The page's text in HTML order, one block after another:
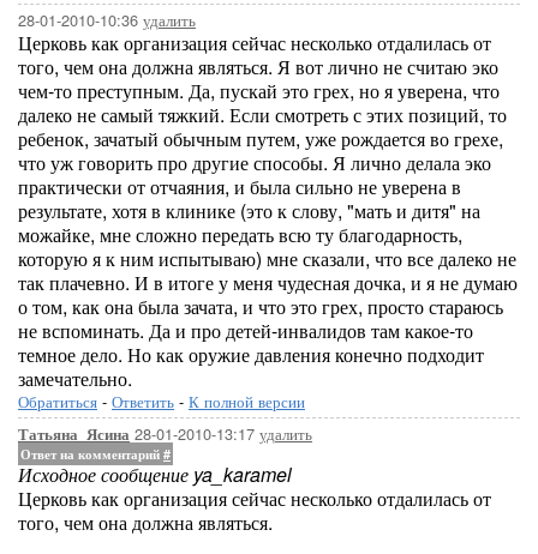
28-01-2010-10:36 удалить
Церковь как организация сейчас несколько отдалилась от
того, чем она должна являться. Я вот лично не считаю эко
чем-то преступным. Да, пускай это грех, но я уверена, что
далеко не самый тяжкий. Если смотреть с этих позиций, то
ребенок, зачатый обычным путем, уже рождается во грехе,
что уж говорить про другие способы. Я лично делала эко
практически от отчаяния, и была сильно не уверена в
результате, хотя в клинике (это к слову, "мать и дитя" на
можайке, мне сложно передать всю ту благодарность,
которую я к ним испытываю) мне сказали, что все далеко не
так плачевно. И в итоге у меня чудесная дочка, и я не думаю
о том, как она была зачата, и что это грех, просто стараюсь
не вспоминать. Да и про детей-инвалидов там какое-то
темное дело. Но как оружие давления конечно подходит
замечательно.
Обратиться - Ответить - К полной версии
Татьяна_Ясина 28-01-2010-13:17 удалить
Ответ на комментарий #
Исходное сообщение ya_karamel
Церковь как организация сейчас несколько отдалилась от
того, чем она должна являться.